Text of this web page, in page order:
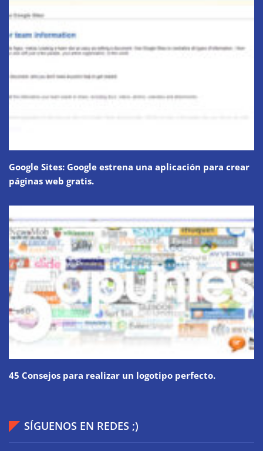
Google Sites: Google estrena una aplicación para crear
páginas web gratis.
45 Consejos para realizar un logotipo perfecto.
SÍGUENOS EN REDES ;)